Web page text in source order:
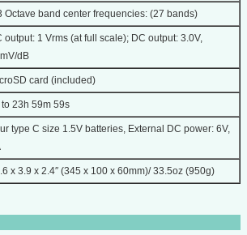
Octave band center frequencies: (27 bands)
output: 1 Vrms (at full scale); DC output: 3.0V,
dB
card (included)
to 23h 59m 59s
type C size 1.5V batteries, External DC power: 6V,
x 3.9 x 2.4″ (345 x 100 x 60mm)/ 33.5oz (950g)